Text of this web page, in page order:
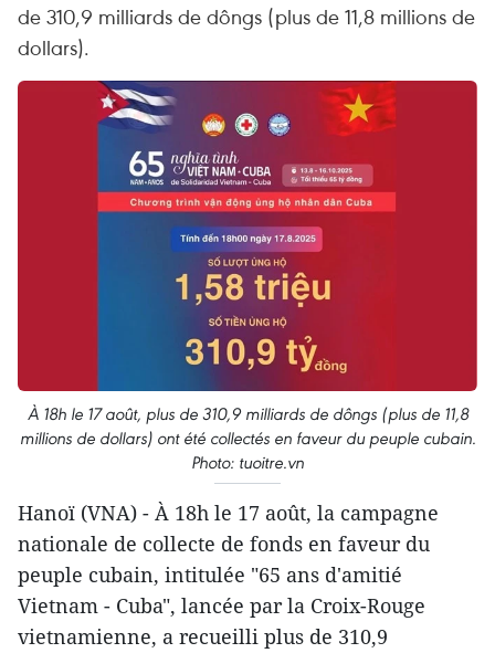
de 310,9 milliards de dôngs (plus de 11,8 millions de
dollars).
À 18h le 17 août, plus de 310,9 milliards de dôngs (plus de 11,8
millions de dollars) ont été collectés en faveur du peuple cubain.
Photo: tuoitre.vn
Hanoï (VNA) - À 18h le 17 août, la campagne
nationale de collecte de fonds en faveur du
peuple cubain, intitulée "65 ans d'amitié
Vietnam - Cuba", lancée par la Croix-Rouge
vietnamienne, a recueilli plus de 310,9